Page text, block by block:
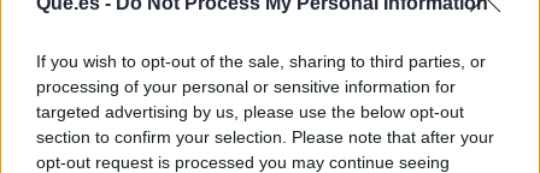
If you wish to opt-out of the sale, sharing to third parties, or
processing of your personal or sensitive information for
targeted advertising by us, please use the below opt-out
section to confirm your selection. Please note that after your
opt-out request is processed you may continue seeing
concurso exigidos por el Consejo Superior de
superior a 12.000 euros, "despreciando las
necesidades y los perjuicios que pudieran
ocasionarse a la FER".